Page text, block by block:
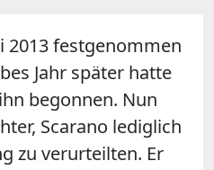
2013 festgenommen
Jahr später hatte
begonnen. Nun
Scarano lediglich
zu verurteilten. Er